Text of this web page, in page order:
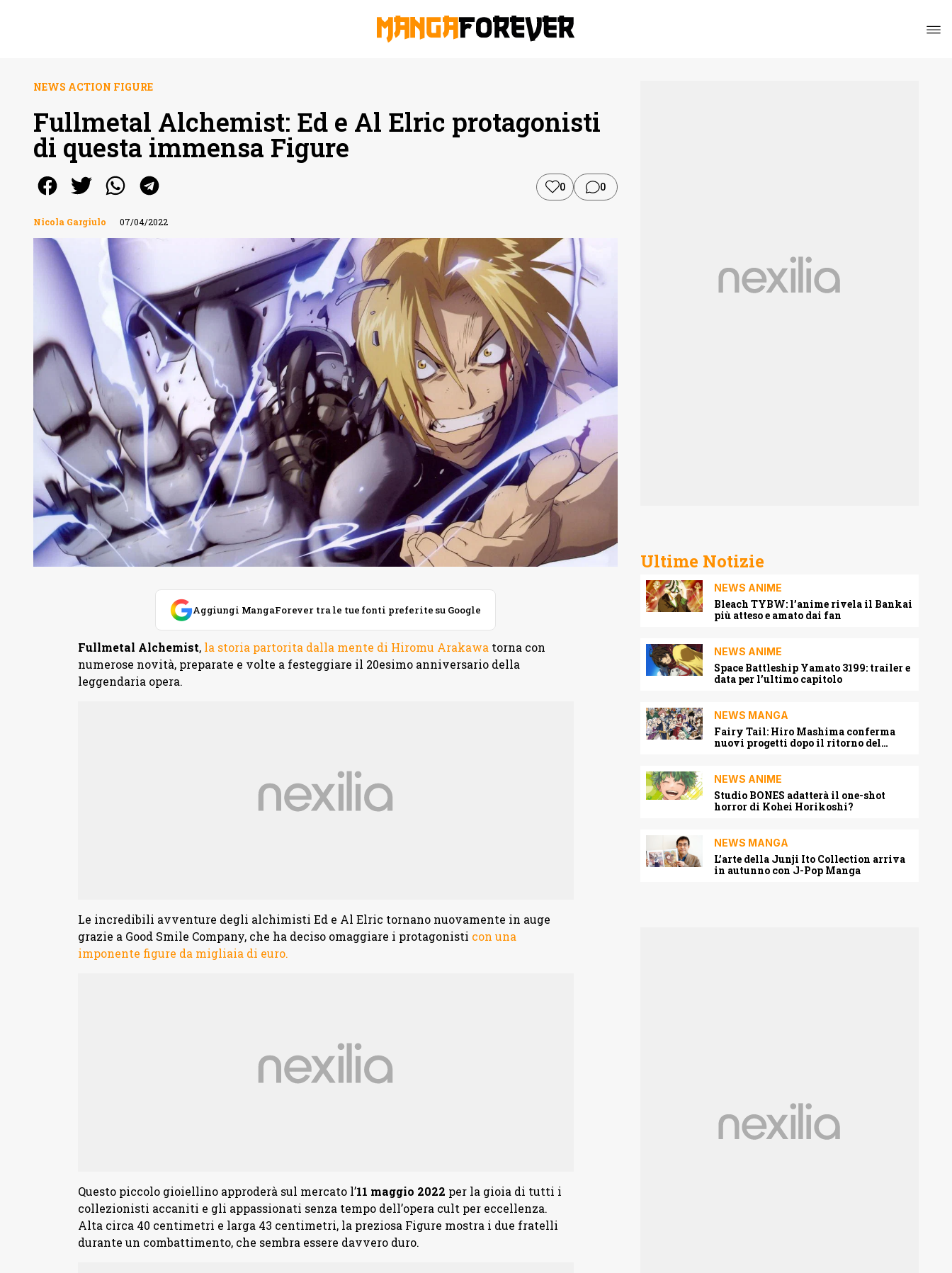
NEWS ACTION FIGURE
Fullmetal Alchemist: Ed e Al Elric protagonisti
di questa immensa Figure
0 0
Nicola Gargiulo 07/04/2022
Aggiungi MangaForever tra le tue fonti preferite su Google
Fullmetal Alchemist, la storia partorita dalla mente di Hiromu Arakawa torna con
numerose novità, preparate e volte a festeggiare il 20esimo anniversario della
leggendaria opera.
Le incredibili avventure degli alchimisti Ed e Al Elric tornano nuovamente in auge
grazie a Good Smile Company, che ha deciso omaggiare i protagonisti con una
imponente figure da migliaia di euro.
Questo piccolo gioiellino approderà sul mercato l’11 maggio 2022 per la gioia di tutti i
collezionisti accaniti e gli appassionati senza tempo dell’opera cult per eccellenza.
Alta circa 40 centimetri e larga 43 centimetri, la preziosa Figure mostra i due fratelli
durante un combattimento, che sembra essere davvero duro.
Ultime Notizie
NEWS ANIME
Bleach TYBW: l’anime rivela il Bankai
più atteso e amato dai fan
NEWS ANIME
Space Battleship Yamato 3199: trailer e
data per l’ultimo capitolo
NEWS MANGA
Fairy Tail: Hiro Mashima conferma
nuovi progetti dopo il ritorno del
NEWS ANIME
Studio BONES adatterà il one-shot
horror di Kohei Horikoshi?
NEWS MANGA
L’arte della Junji Ito Collection arriva
in autunno con J-Pop Manga